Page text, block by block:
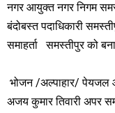
नगर आयुक्त नगर निगम
बंदोबस्त पदाधिकारी
समाहर्ता समस्तीपुर को
भोजन /अल्पाहार/ पेयजल
अजय कुमार तिवारी अपर